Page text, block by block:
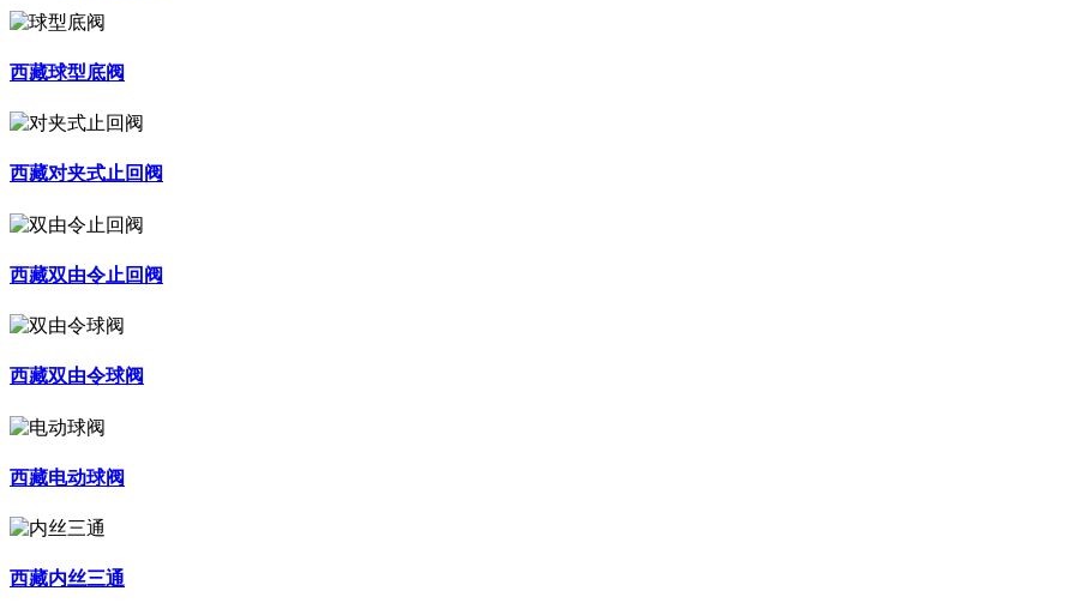
西藏球型底阀
西藏对夹式止回阀
西藏双由令止回阀
西藏双由令球阀
西藏电动球阀
西藏内丝三通